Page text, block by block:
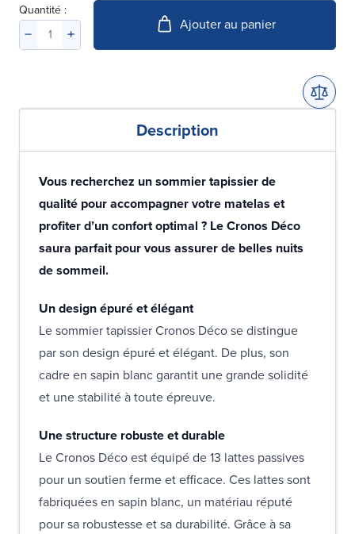
Quantité :
Ajouter au panier
Description
Vous recherchez un sommier tapissier de
qualité pour accompagner votre matelas et
profiter d’un confort optimal ? Le Cronos Déco
saura parfait pour vous assurer de belles nuits
de sommeil.
Un design épuré et élégant
Le sommier tapissier Cronos Déco se distingue
par son design épuré et élégant. De plus, son
cadre en sapin blanc garantit une grande solidité
et une stabilité à toute épreuve.
Une structure robuste et durable
Le Cronos Déco est équipé de 13 lattes passives
pour un soutien ferme et efficace. Ces lattes sont
fabriquées en sapin blanc, un matériau réputé
pour sa robustesse et sa durabilité. Grâce à sa